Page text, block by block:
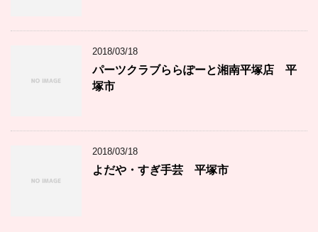
2018/03/18
パーツクラブららぽーと湘南平塚店 平
塚市
2018/03/18
よだや・すぎ手芸 平塚市